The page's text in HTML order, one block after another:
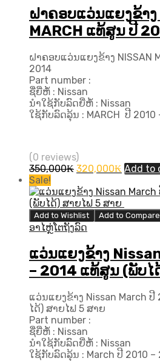
ຝາຄອບແວ່ນແຍງຂ້າງ
MARCH ແທ້ສູນ ປີ​
ຝາຄອບແວ່ນແຍງຂ້າງ NISSAN
2014
Part number :
ຊື່ຍີ່ຫໍ້ : Nissan
ນຳໃຊ້ກັບລົດຍີ່ຫໍ້ : Nissan
ໃຊ້ກັບລົດລຸ້ນ : MARCH ປີ​ 2010
(0 reviews)
350,000₭ Original
was:
350,000₭.
320,000₭ Current
is:
Add to
Sale!
Add to Wishlist Add to Compare
ອາໄຫຼ່ໂຕຖັງລົດ
ແວ່ນແຍງຂ້າງ
– 2014 ແທ້ສູນ (ພັບໄ
ແວ່ນແຍງຂ້າງ Nissan March ປີ
ໄດ້) ສາຍໄຟ 5 ສາຍ
Part number :
ຊື່ຍີ່ຫໍ້ : Nissan
ນຳໃຊ້ກັບລົດຍີ່ຫໍ້ : Nissan
ໃຊ້ກັບລົດລຸ້ນ : March ປີ 2010 –